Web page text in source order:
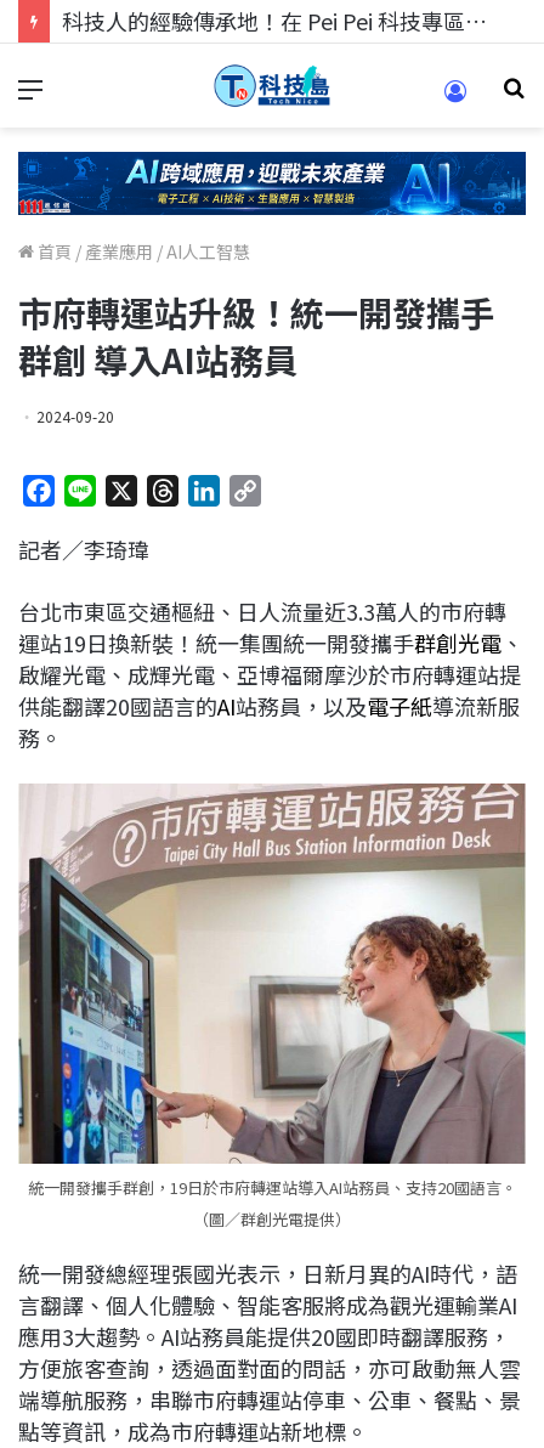
科技人的經驗傳承地！在 Pei Pei 科技專區，與學弟妹交流最硬核的技術
首頁 / 產業應用 /AI人工智慧
市府轉運站升級！統一開發攜手
群創 導入AI站務員
2024-09-20
c
b
o
o
k
n
a
d
s
e
d
I
n
L
i
n
k
記者／李琦瑋
台北市東區交通樞紐、日人流量近3.3萬人的市府轉
運站19日換新裝！統一集團統一開發攜手群創光電 、
啟耀光電、成輝光電、亞博福爾摩沙於市府轉運站提
供能翻譯20國語言的AI站務員，以及電子紙導流新服
務。
統一開發攜手群創，19日於市府轉運站導入AI站務員、支持20國語言。
（圖／群創光電提供）
統一開發總經理張國光表示，日新月異的AI時代，語
言翻譯、個人化體驗、智能客服將成為觀光運輸業AI
應用3大趨勢。AI站務員能提供20國即時翻譯服務，
方便旅客查詢，透過面對面的問話，亦可啟動無人雲
端導航服務，串聯市府轉運站停車、公車、餐點、景
點等資訊，成為市府轉運站新地標。